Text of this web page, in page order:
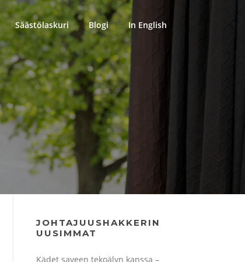
Säästölaskuri Blogi In English
JOHTAJUUSHAKKERIN
UUSIMMAT
Kädet saveen tekoälyn kanssa –